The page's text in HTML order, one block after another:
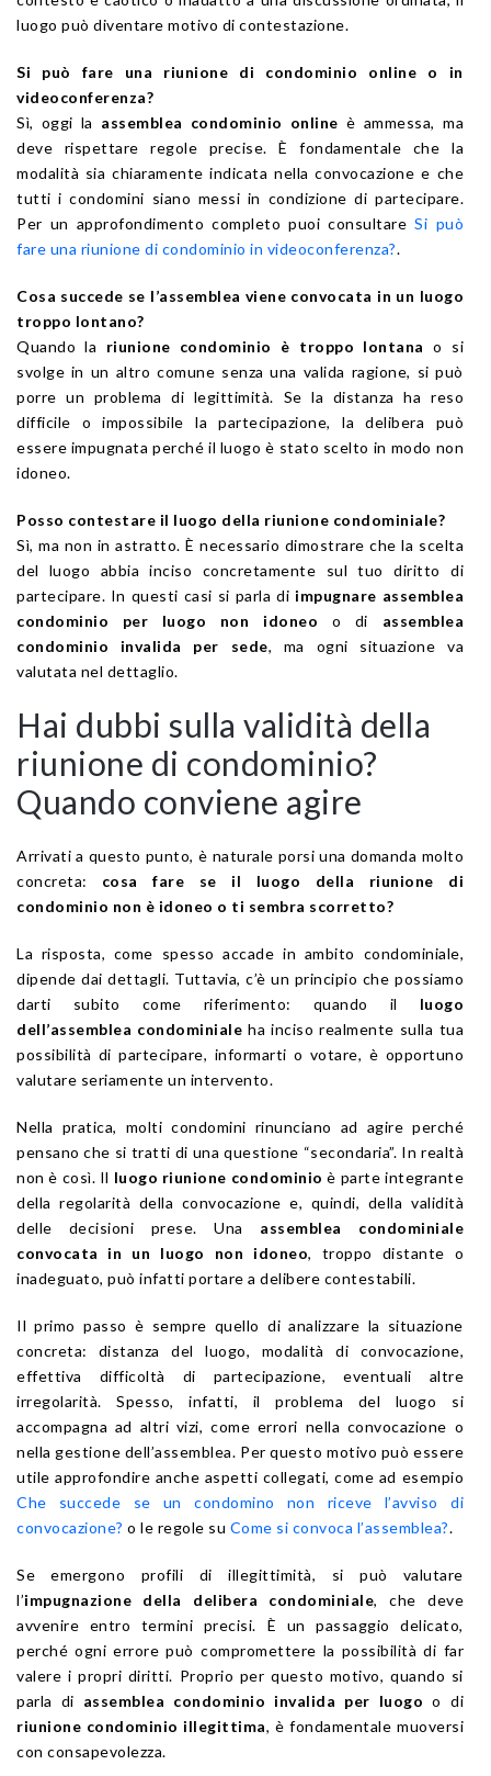
luogo può diventare motivo di contestazione.
Si può fare una riunione di condominio online o in
videoconferenza?
Sì, oggi la assemblea condominio online è ammessa, ma
deve rispettare regole precise. È fondamentale che la
modalità sia chiaramente indicata nella convocazione e che
tutti i condomini siano messi in condizione di partecipare.
Per un approfondimento completo puoi consultareSi può
fare una riunione di condominio in videoconferenza?.
Cosa succede se l’assemblea viene convocata in un luogo
troppo lontano?
Quando la riunione condominio è troppo lontana o si
svolge in un altro comune senza una valida ragione, si può
porre un problema di legittimità. Se la distanza ha reso
difficile o impossibile la partecipazione, la delibera può
essere impugnata perché il luogo è stato scelto in modo non
idoneo.
Posso contestare il luogo della riunione condominiale?
Sì, ma non in astratto. È necessario dimostrare che la scelta
del luogo abbia inciso concretamente sul tuo diritto di
partecipare. In questi casi si parla di impugnare assemblea
condominio per luogo non idoneo o di assemblea
condominio invalida per sede, ma ogni situazione va
valutata nel dettaglio.
Hai dubbi sulla validità della
riunione di condominio?
Quando conviene agire
Arrivati a questo punto, è naturale porsi una domanda molto
concreta: cosa fare se il luogo della riunione di
condominio non è idoneo o ti sembra scorretto?
La risposta, come spesso accade in ambito condominiale,
dipende dai dettagli. Tuttavia, c’è un principio che possiamo
darti subito come riferimento: quando il luogo
dell’assemblea condominiale ha inciso realmente sulla tua
possibilità di partecipare, informarti o votare, è opportuno
valutare seriamente un intervento.
Nella pratica, molti condomini rinunciano ad agire perché
pensano che si tratti di una questione “secondaria”. In realtà
non è così. Il luogo riunione condominio è parte integrante
della regolarità della convocazione e, quindi, della validità
delle decisioni prese. Una assemblea condominiale
convocata in un luogo non idoneo, troppo distante o
inadeguato, può infatti portare a delibere contestabili.
Il primo passo è sempre quello di analizzare la situazione
concreta: distanza del luogo, modalità di convocazione,
effettiva difficoltà di partecipazione, eventuali altre
irregolarità. Spesso, infatti, il problema del luogo si
accompagna ad altri vizi, come errori nella convocazione o
nella gestione dell’assemblea. Per questo motivo può essere
utile approfondire anche aspetti collegati, come ad esempio
Che succede se un condomino non riceve l’avviso di
convocazione? o le regole su Come si convoca l’assemblea?.
Se emergono profili di illegittimità, si può valutare
l’impugnazione della delibera condominiale, che deve
avvenire entro termini precisi. È un passaggio delicato,
perché ogni errore può compromettere la possibilità di far
valere i propri diritti. Proprio per questo motivo, quando si
parla di assemblea condominio invalida per luogo o di
riunione condominio illegittima, è fondamentale muoversi
con consapevolezza.